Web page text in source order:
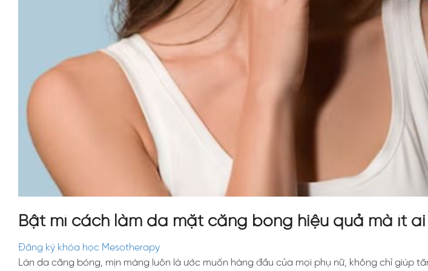
Bật mí cách làm da mặt căng bóng hiệu quả mà ít
Đăng ký khóa học Mesotherapy
Làn da căng bóng, mịn màng luôn là ước muốn hàng đầu của mọi phụ nữ, không chỉ giúp